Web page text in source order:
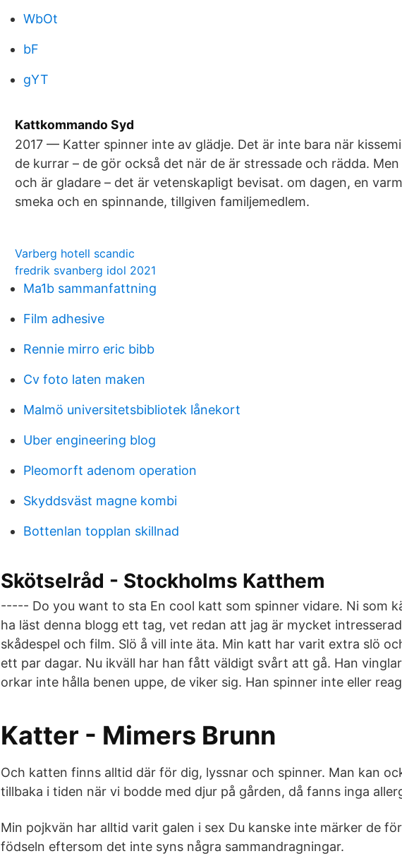
WbOt
bF
gYT
Kattkommando Syd
2017 — Katter spinner inte av glädje. Det är inte bara när
de kurrar – de gör också det när de är stressade och rädda.
och är gladare – det är vetenskapligt bevisat. om dagen, en
smeka och en spinnande, tillgiven familjemedlem.
Varberg hotell scandic
fredrik svanberg idol 2021
Ma1b sammanfattning
Film adhesive
Rennie mirro eric bibb
Cv foto laten maken
Malmö universitetsbibliotek lånekort
Uber engineering blog
Pleomorft adenom operation
Skyddsväst magne kombi
Bottenlan topplan skillnad
Skötselråd - Stockholms Katthem
----- Do you want to sta En cool katt som spinner vidare. Ni som
ha läst denna blogg ett tag, vet redan att jag är mycket
skådespel och film. Slö å vill inte äta. Min katt har varit extra slö
ett par dagar. Nu ikväll har han fått väldigt svårt att gå. Han
orkar inte hålla benen uppe, de viker sig. Han spinner inte eller
Katter - Mimers Brunn
Och katten finns alltid där för dig, lyssnar och spinner. Man kan
tillbaka i tiden när vi bodde med djur på gården, då fanns inga
Min pojkvän har alltid varit galen i sex Du kanske inte märker de
födseln eftersom det inte syns några sammandragningar.